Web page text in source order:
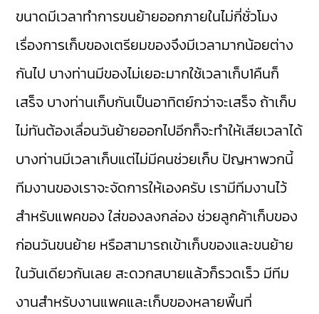
ขนาดมีเวลาทำการขนย้ายออกภายในไม่กี่ชั่วโมง
เรื่องการเก็บของเตรียมของจึงมีเวลามากน้อยต่าง
กันไป บางท่านมีของไม่เยอะมากใช้เวลาเก็บ1คืนก็
เสร็จ บางท่านเก็บกันเป็นอาทิตย์กว่าจะเสร็จ ถ้าเก็บ
ไม่ทันต้องเลื่อนวันย้ายออกไปอีกก็จะทำให้เสียเวลาได้
บางท่านมีเวลาเก็บแต่ไม่มีคนช่วยเก็บ ปัญหาพวกนี้
ทีมงานของเราจะจัดการให้เองครับ เรามีทีมงานไว้
สำหรับแพคของ ใส่ของลงกล่อง ช่วยลูกค้าเก็บของ
ก่อนวันขนย้าย หรือสามารถเข้าเก็บของและขนย้าย
ในวันเดียวกันเลย สะดวกสบายแล้วก็รวดเร็ว มีทีม
งานสำหรับงานแพคและเก็บของหลายพื้นที่